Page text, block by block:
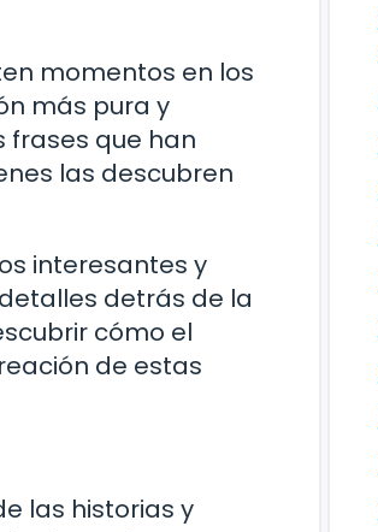
momentos en los
más pura y
frases que han
las descubren
interesantes y
detrás de la
cómo el
de estas
las historias y